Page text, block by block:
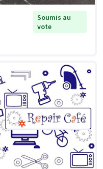
Soumis au
vote